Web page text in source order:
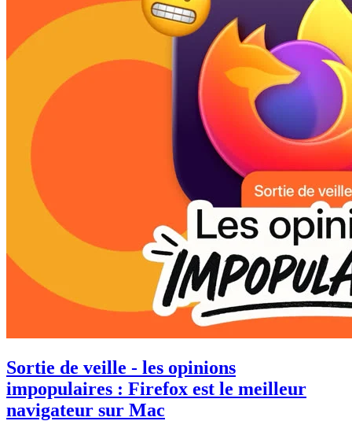
Sortie de veille - les opinions
impopulaires : Firefox est le meilleur
navigateur sur Mac